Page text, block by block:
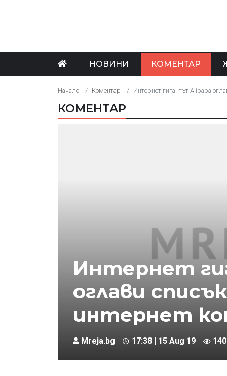
НОВИНИ КОМЕНТАР
Начало Коментар Интернет гигантът Alibaba
КОМЕНТАР
Интернет
оглави
интернет
Mreja.bg 17:38 | 15 Aug 19 140